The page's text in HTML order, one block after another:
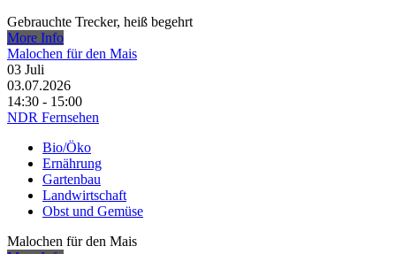
Gebrauchte Trecker, heiß begehrt
More Info
Malochen für den Mais
03 Juli
03.07.2026
14:30 - 15:00
NDR Fernsehen
Bio/Öko
Ernährung
Gartenbau
Landwirtschaft
Obst und Gemüse
Malochen für den Mais